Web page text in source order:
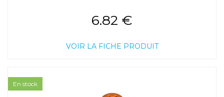
6.82 €
VOIR LA FICHE PRODUIT
En stock